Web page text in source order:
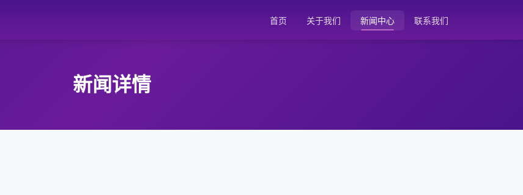
首页 关于我们 新闻中心 联系我们
新闻详情